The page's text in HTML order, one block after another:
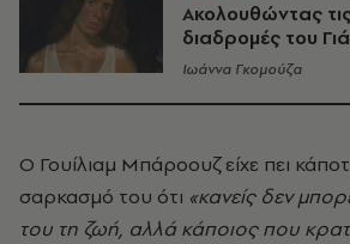
Ακολουθώντας
διαδρομές του
Ιωάννα Γκομούζα
Ο Γουίλιαμ Μπάροουζ είχε πει
σαρκασμό του ότι «κανείς δεν
του τη ζωή, αλλά κάποιος που